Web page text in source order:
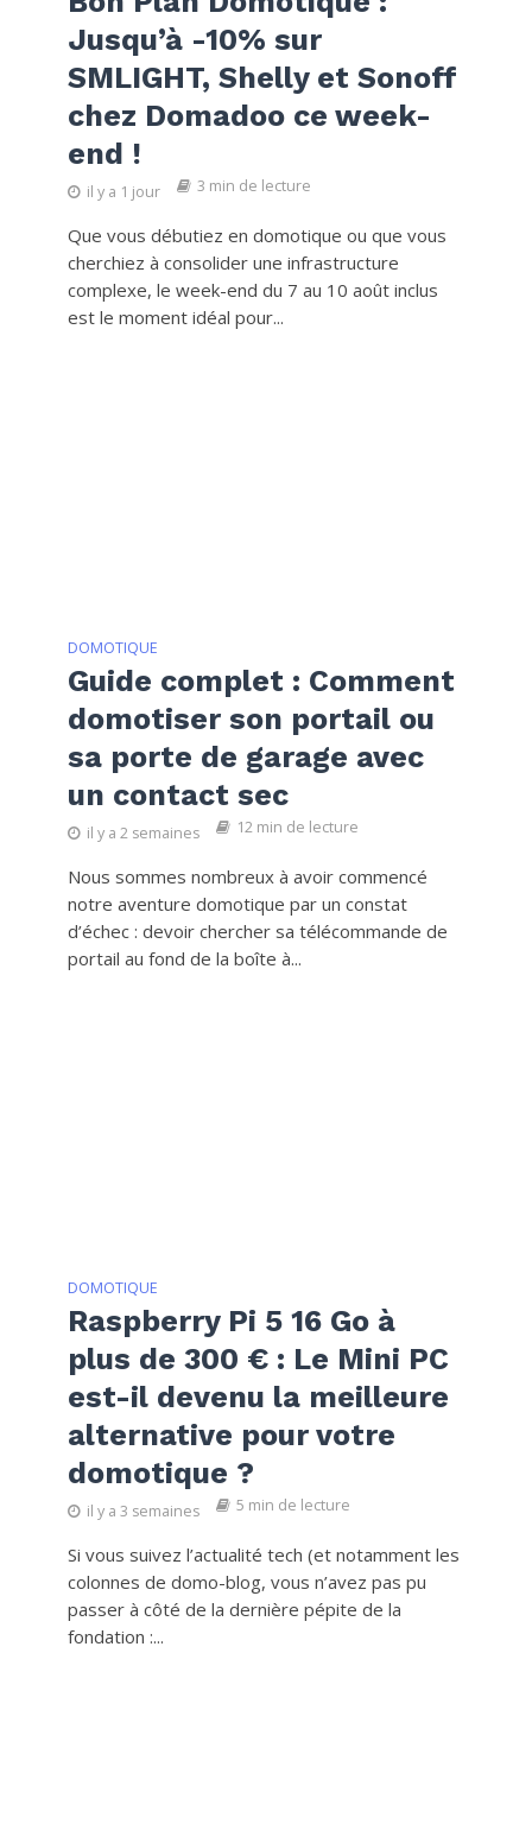
Jusqu’à -10% sur
SMLIGHT, Shelly et Sonoff
chez Domadoo ce week-
end !
il y a 1 jour 3 min de lecture
Que vous débutiez en domotique ou que vous
cherchiez à consolider une infrastructure
complexe, le week-end du 7 au 10 août inclus
est le moment idéal pour...
DOMOTIQUE
Guide complet : Comment
domotiser son portail ou
sa porte de garage avec
un contact sec
il y a 2 semaines 12 min de lecture
Nous sommes nombreux à avoir commencé
notre aventure domotique par un constat
d’échec : devoir chercher sa télécommande de
portail au fond de la boîte à...
DOMOTIQUE
Raspberry Pi 5 16 Go à
plus de 300 € : Le Mini PC
est-il devenu la meilleure
alternative pour votre
domotique ?
il y a 3 semaines 5 min de lecture
Si vous suivez l’actualité tech (et notamment les
colonnes de domo-blog, vous n’avez pas pu
passer à côté de la dernière pépite de la
fondation :...